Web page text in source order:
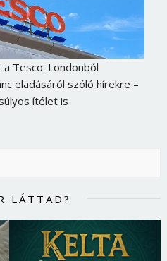
Tesco: Londonból
eladásáról szóló hírekre –
ítélet is
LÁTTAD?